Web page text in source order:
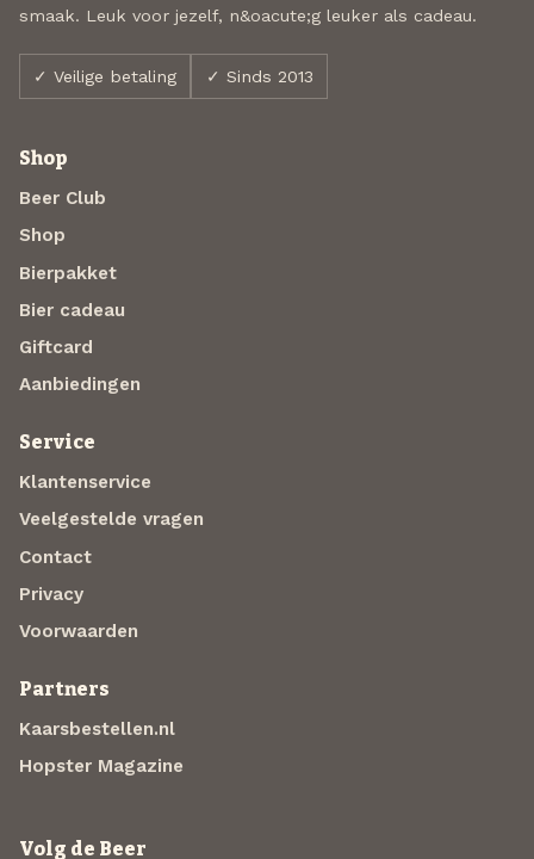
smaak. Leuk voor jezelf, n&oacute;g leuker als cadeau.
✓ Veilige betaling ✓ Sinds 2013
Shop
Beer Club
Shop
Bierpakket
Bier cadeau
Giftcard
Aanbiedingen
Service
Klantenservice
Veelgestelde vragen
Contact
Privacy
Voorwaarden
Partners
Kaarsbestellen.nl
Hopster Magazine
Volg de Beer